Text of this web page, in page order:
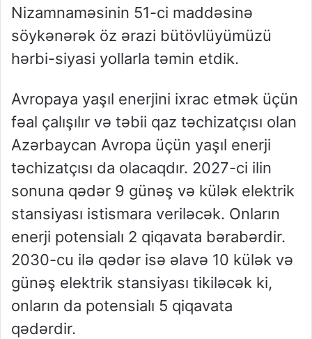
Nizamnaməsinin 51-ci maddəsinə
söykənərək öz ərazi bütövlüyümüzü
hərbi-siyasi yollarla təmin etdik.
Avropaya yaşıl enerjini ixrac etmək üçün
fəal çalışılır və təbii qaz təchizatçısı olan
Azərbaycan Avropa üçün yaşıl enerji
təchizatçısı da olacaqdır. 2027-ci ilin
sonuna qədər 9 günəş və külək elektrik
stansiyası istismara veriləcək. Onların
enerji potensialı 2 qiqavata bərabərdir.
2030-cu ilə qədər isə əlavə 10 külək və
günəş elektrik stansiyası tikiləcək ki,
onların da potensialı 5 qiqavata
qədərdir.